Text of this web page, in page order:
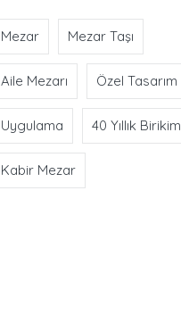
Mezar Mezar Taşı
Aile Mezarı Özel Tasarım
Uygulama 40 Yıllık Birikim
Kabir Mezar